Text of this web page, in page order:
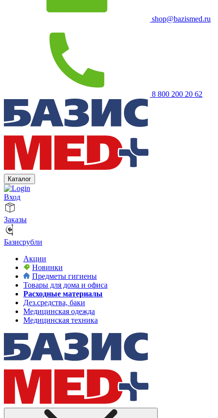
shop@bazismed.ru
8 800 200 20 62
Каталог
Вход
Заказы
Базисрубли
Акции
Новинки
Предметы гигиены
Товары для дома и офиса
Расходные материалы
Дез.средства, баки
Медицинская одежда
Медицинская техника